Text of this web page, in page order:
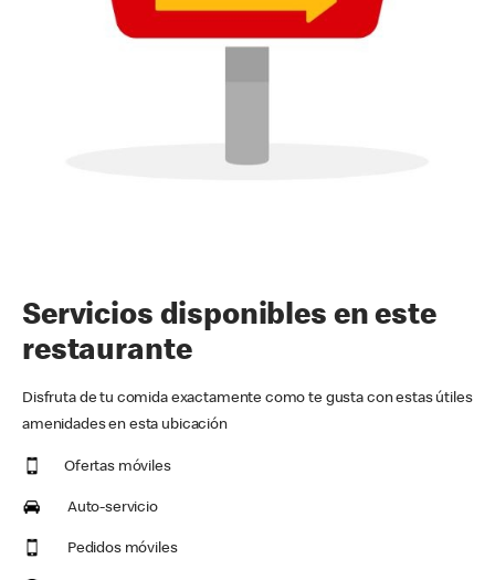
Servicios disponibles en este
restaurante
Disfruta de tu comida exactamente como te gusta con estas útiles
amenidades en esta ubicación
Ofertas móviles
Auto-servicio
Pedidos móviles